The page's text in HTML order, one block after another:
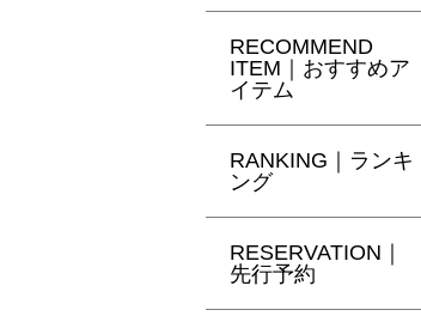
RECOMMEND
ITEM｜おすすめア
イテム
RANKING｜ランキ
ング
RESERVATION｜
先行予約